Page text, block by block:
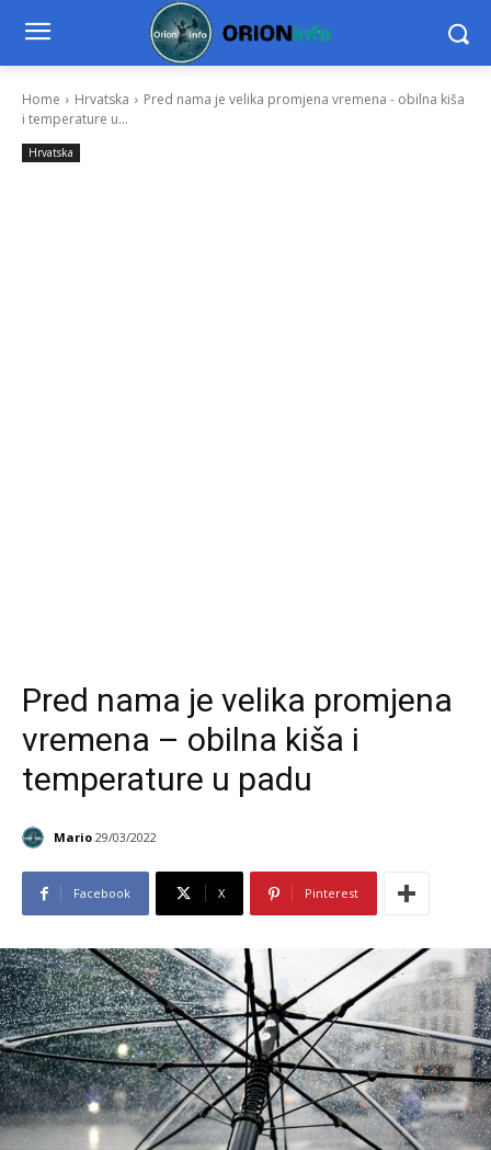
Home Hrvatska
Pred nama je velika promjena vremena - obilna kiša
i temperature u...
Hrvatska
Pred nama je velika promjena
vremena – obilna kiša i
temperature u padu
Mario 29/03/2022
Facebook X Pinterest